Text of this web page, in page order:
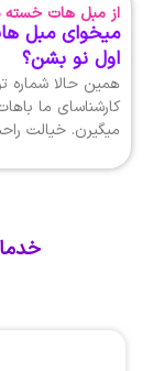
از مبل هات
میخوای مبل
اول نو بشن؟
همین حالا شماره
کارشناسای ما
میگیرن. خیالت